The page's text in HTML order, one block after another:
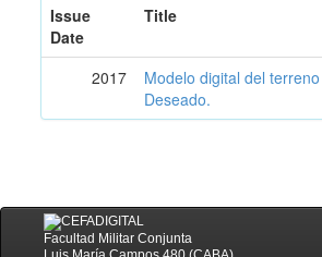
Issue
Date
Title
2017
Modelo digital del
Deseado.
Facultad Militar Conjunta